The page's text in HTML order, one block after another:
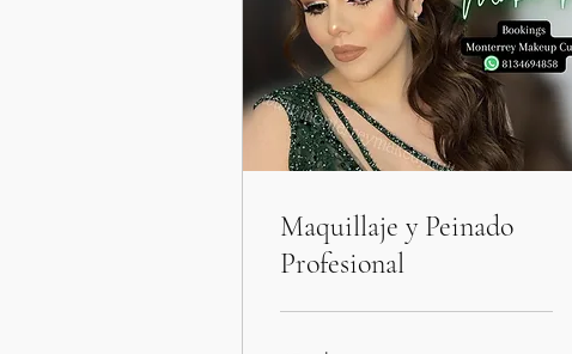
Maquillaje y Peinado
Profesional